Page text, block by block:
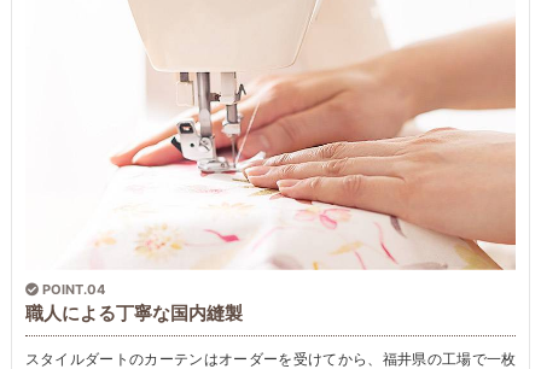
POINT.04
職人による丁寧な国内縫製
スタイルダートのカーテンはオーダーを受けてから、福井県の工場で一枚